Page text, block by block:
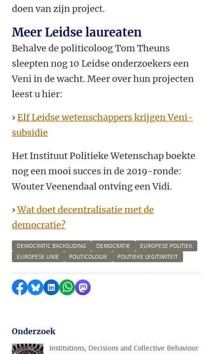
doen van zijn project.
Meer Leidse laureaten
Behalve de politicoloog Tom Theuns
sleepten nog 10 Leidse onderzoekers een
Veni in de wacht. Meer over hun projecten
leest u hier:
›Elf Leidse wetenschappers krijgen Veni-
subsidie
Het Instituut Politieke Wetenschap boekte
nog een mooi succes in de 2019-ronde:
Wouter Veenendaal ontving een Vidi.
›Wat doet decentralisatie met de
democratie?
DEMOCRATIC BACKSLIDING DEMOCRATIE
EUROPESE POLITIEK
EUROPESE UNIE
POLITICOLOGIE POLITIEKE LEGITIMITEIT
Delen op Facebook
Delen via Bluesky
Delen op LinkedIn
Delen via WhatsApp
Delen via Mastodon
Onderzoek
Institutions, Decisions and Collective Behaviour